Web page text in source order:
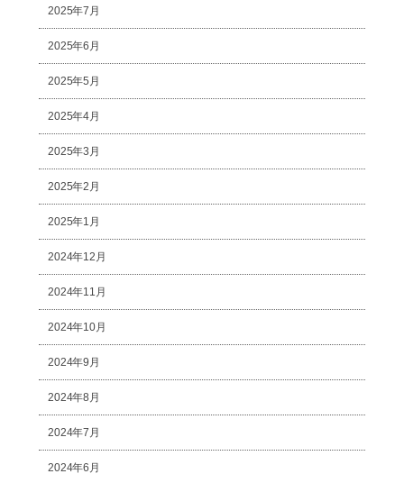
2025年7月
2025年6月
2025年5月
2025年4月
2025年3月
2025年2月
2025年1月
2024年12月
2024年11月
2024年10月
2024年9月
2024年8月
2024年7月
2024年6月